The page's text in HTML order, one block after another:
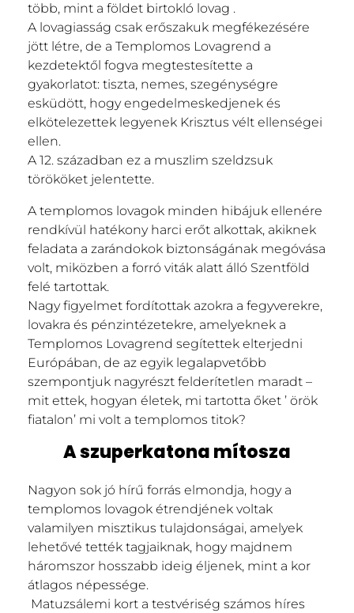
több, mint a földet birtokló lovag .
A lovagiasság csak erőszakuk megfékezésére
jött létre, de a Templomos Lovagrend a
kezdetektől fogva megtestesítette a
gyakorlatot: tiszta, nemes, szegénységre
esküdött, hogy engedelmeskedjenek és
elkötelezettek legyenek Krisztus vélt ellenségei
ellen.
A 12. században ez a muszlim szeldzsuk
törököket jelentette.
A templomos lovagok minden hibájuk ellenére
rendkívül hatékony harci erőt alkottak, akiknek
feladata a zarándokok biztonságának megóvása
volt, miközben a forró viták alatt álló Szentföld
felé tartottak.
Nagy figyelmet fordítottak azokra a fegyverekre,
lovakra és pénzintézetekre, amelyeknek a
Templomos Lovagrend segítettek elterjedni
Európában, de az egyik legalapvetőbb
szempontjuk nagyrészt felderítetlen maradt –
mit ettek, hogyan életek, mi tartotta őket ’ örök
fiatalon’ mi volt a templomos titok?
A szuperkatona mítosza
Nagyon sok jó hírű forrás elmondja, hogy a
templomos lovagok étrendjének voltak
valamilyen misztikus tulajdonságai, amelyek
lehetővé tették tagjaiknak, hogy majdnem
háromszor hosszabb ideig éljenek, mint a kor
átlagos népessége.
Matuzsálemi kort a testvériség számos híres